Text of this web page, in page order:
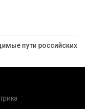
пути российских